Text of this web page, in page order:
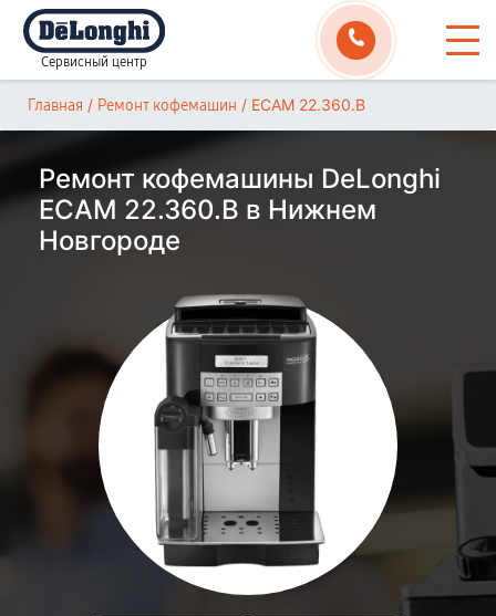
Сервисный центр
Главная / Ремонт кофемашин / ECAM 22.360.B
Ремонт кофемашины DeLonghi
ECAM 22.360.B в Нижнем
Новгороде